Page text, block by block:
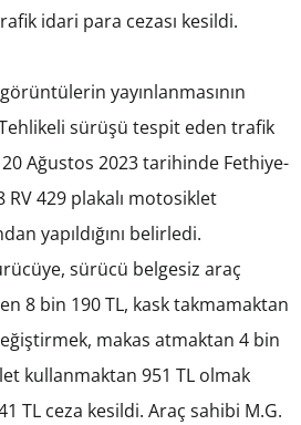
idari para cezası kesildi.
yayınlanmasının
sürüşü tespit eden trafik
Ağustos 2023 tarihinde Fethiye-
429 plakalı motosiklet
yapıldığını belirledi.
sürücü belgesiz araç
8 bin 190 TL, kask takmamaktan
makas atmaktan 4 bin
kullanmaktan 951 TL olmak
TL ceza kesildi. Araç sahibi M.G.